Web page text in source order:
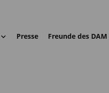
Presse Freunde des DAM